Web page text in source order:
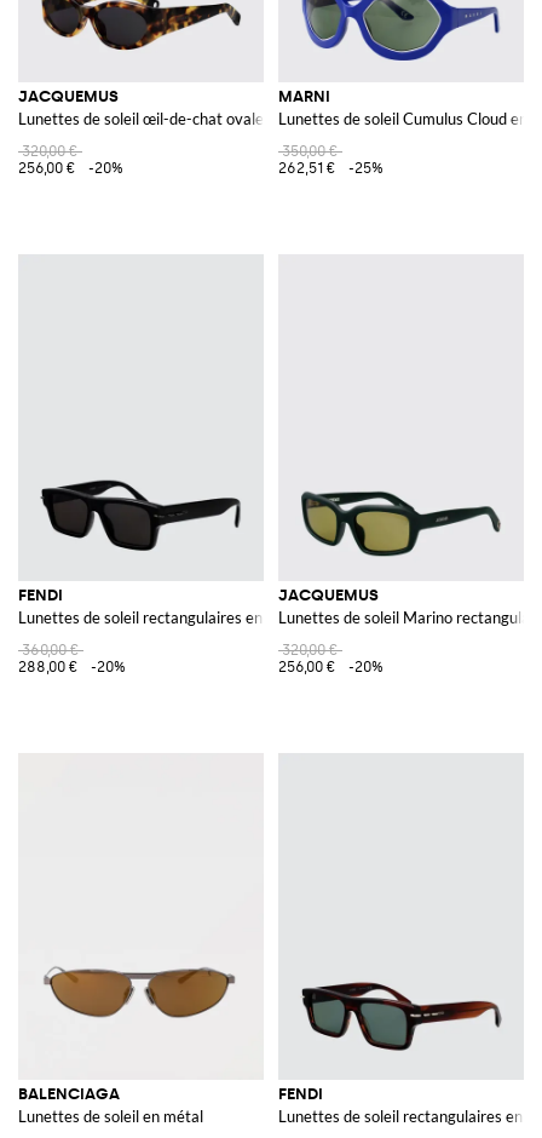
JACQUEMUS
Lunettes de soleil œil-de-chat ovales en acétate écaille avec verres foncés
320,00 €
256,00 €
-20%
MARNI
Lunettes de soleil Cumulus Cloud en
350,00 €
262,51 €
-25%
FENDI
Lunettes de soleil rectangulaires en acétate avec logo contrastant
360,00 €
288,00 €
-20%
JACQUEMUS
Lunettes de soleil Marino
320,00 €
256,00 €
-20%
BALENCIAGA
Lunettes de soleil en métal
FENDI
Lunettes de soleil rectangulaires en